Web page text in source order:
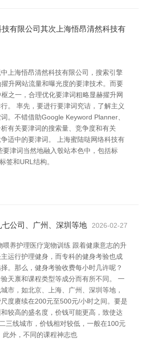
技有限公司其次上海悟昂清然科技有
上海悟昂清然科技有限公司，搜索引擎
升网站流量和曝光度的要津技术。而要
之一，合理优化要津词粗略显赫擢升网
。 率先，要进行要津词究诘，了解主义
。不错借助Google Keyword Planner、
有关要津词的搜索量、竞争度和有关
适中的要津词。 上海蜜陆哒网络科技有
要津词当然地融入彀站本色中，包括标
签和URL结构。
公司、广州、深圳等地 2026-02-27
喂养护理医疗宠物训练 跟着健康意志的升
运行护理健身，而专科的健身考验也成
。那么，健身考验收费每小时几许呢？
天禀和课程类型等成分而有所不同。 一
市，如北京、上海、广州、深圳等地，
度赓续在200元至500元/小时之间。要是
较高的盛名度，价钱可能更高，致使达
三线城市，价钱相对较低，一般在100元
此外，不同的课程神志也